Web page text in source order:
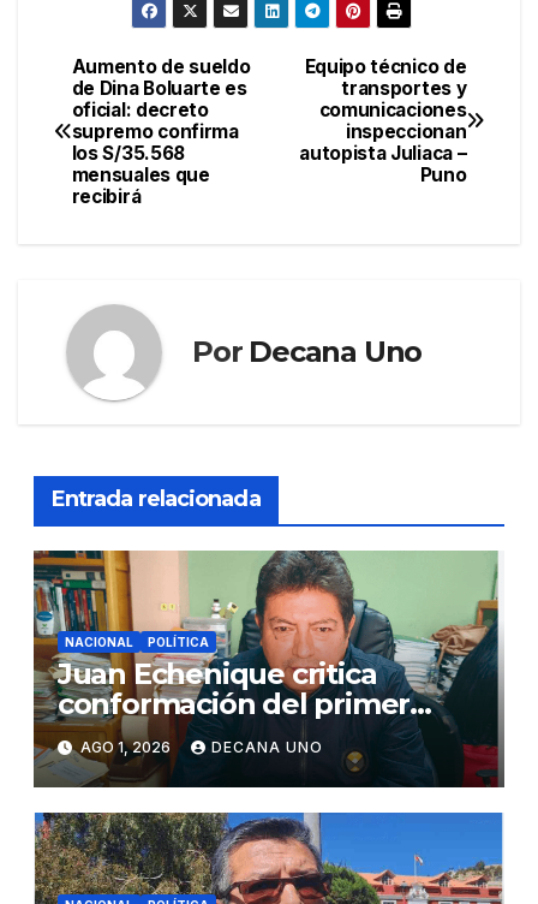
Navegación
de
entradas
Equipo técnico de
transportes y
comunicaciones
inspeccionan
autopista Juliaca –
Puno
Aumento de sueldo
de Dina Boluarte es
oficial: decreto
supremo confirma
los S/35.568
mensuales que
recibirá
Por Decana Uno
Entrada relacionada
NACIONAL POLÍTICA
Juan Echenique critica
conformación del primer
gabinete ministerial de Keiko
Fujimori
AGO 1, 2026 DECANA UNO